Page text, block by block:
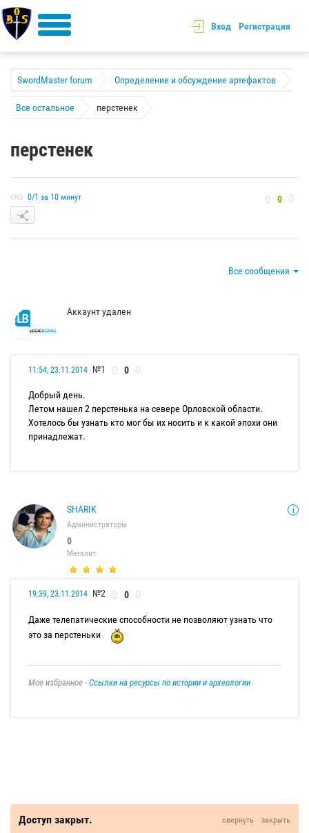
Вход Регистрация
SwordMaster forum Определение и обсуждение артефактов
Все остальное перстенек
перстенек
0/1 за 10 минут 0
Все сообщения
Аккаунт удален
11:54, 23.11.2014 №1 0
Добрый день.
Летом нашел 2 перстенька на севере Орловской области.
Хотелось бы узнать кто мог бы их носить и к какой эпохи они
принадлежат.
SHARIK
Администраторы
0
Мегалит
19:39, 23.11.2014 №2 0
Даже телепатические способности не позволяют узнать что
это за перстеньки
Мое избранное - Ссылки на ресурсы по истории и археологии
Доступ закрыт. свернуть закрыть